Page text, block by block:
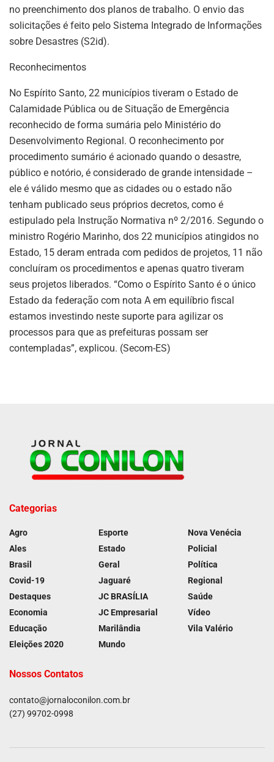
no preenchimento dos planos de trabalho. O envio das
solicitações é feito pelo Sistema Integrado de Informações
sobre Desastres (S2id).
Reconhecimentos
No Espírito Santo, 22 municípios tiveram o Estado de
Calamidade Pública ou de Situação de Emergência
reconhecido de forma sumária pelo Ministério do
Desenvolvimento Regional. O reconhecimento por
procedimento sumário é acionado quando o desastre,
público e notório, é considerado de grande intensidade –
ele é válido mesmo que as cidades ou o estado não
tenham publicado seus próprios decretos, como é
estipulado pela Instrução Normativa nº 2/2016. Segundo o
ministro Rogério Marinho, dos 22 municípios atingidos no
Estado, 15 deram entrada com pedidos de projetos, 11 não
concluíram os procedimentos e apenas quatro tiveram
seus projetos liberados. “Como o Espírito Santo é o único
Estado da federação com nota A em equilíbrio fiscal
estamos investindo neste suporte para agilizar os
processos para que as prefeituras possam ser
contempladas”, explicou. (Secom-ES)
Categorias
Agro
Ales
Brasil
Covid-19
Destaques
Economia
Educação
Eleições 2020
Esporte
Estado
Geral
Jaguaré
JC BRASÍLIA
JC Empresarial
Marilândia
Mundo
Nova Venécia
Policial
Política
Regional
Saúde
Vídeo
Vila Valério
Nossos Contatos
contato@jornaloconilon.com.br
(27) 99702-0998